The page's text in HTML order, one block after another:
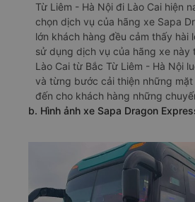
Từ Liêm - Hà Nội đi Lào Cai hiện
chọn dịch vụ của hãng xe Sapa
lớn khách hàng đều cảm thấy hài
sử dụng dịch vụ của hãng xe này
Lào Cai từ Bắc Từ Liêm - Hà Nội
và từng bước cải thiện những mặt
đến cho khách hàng những
b. Hình ảnh xe Sapa Dragon